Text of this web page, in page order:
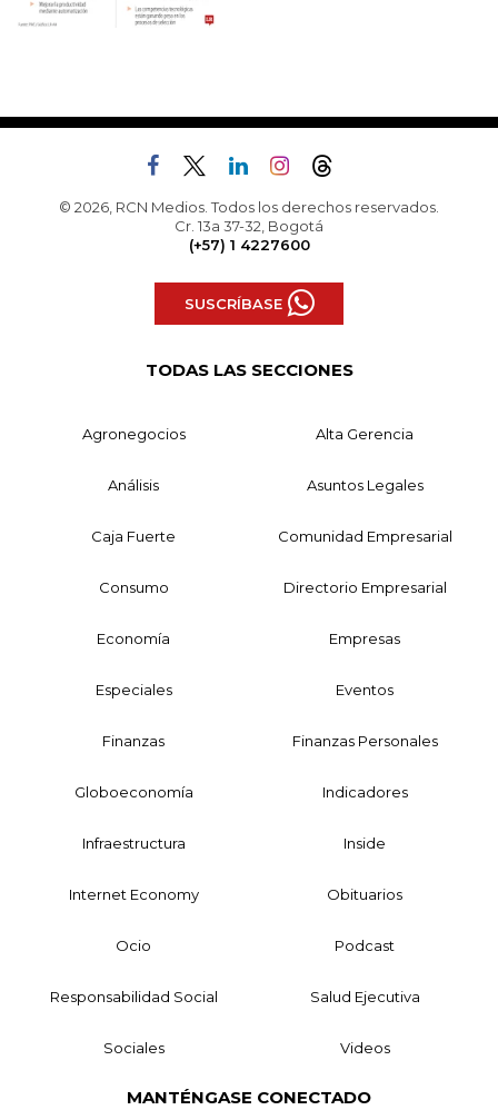
© 2026, RCN Medios. Todos los derechos reservados.
Cr. 13a 37-32, Bogotá
(+57) 1 4227600
SUSCRÍBASE
TODAS LAS SECCIONES
Agronegocios Alta Gerencia
Análisis Asuntos Legales
Caja Fuerte Comunidad Empresarial
Consumo Directorio Empresarial
Economía Empresas
Especiales Eventos
Finanzas Finanzas Personales
Globoeconomía Indicadores
Infraestructura Inside
Internet Economy Obituarios
Ocio Podcast
Responsabilidad Social Salud Ejecutiva
Sociales Videos
MANTÉNGASE CONECTADO